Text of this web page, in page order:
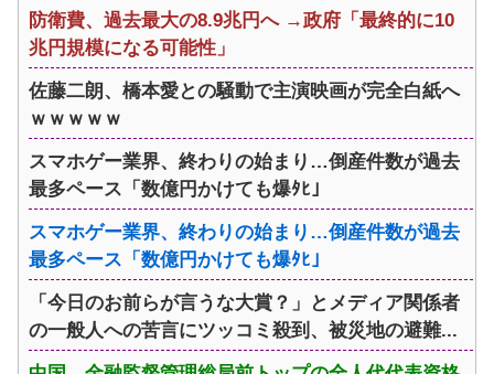
防衛費、過去最大の8.9兆円へ →政府「最終的に10
兆円規模になる可能性」
佐藤二朗、橋本愛との騒動で主演映画が完全白紙へ
ｗｗｗｗｗ
スマホゲー業界、終わりの始まり…倒産件数が過去
最多ペース「数億円かけても爆ﾀﾋ」
スマホゲー業界、終わりの始まり…倒産件数が過去
最多ペース「数億円かけても爆ﾀﾋ」
「今日のお前らが言うな大賞？」とメディア関係者
の一般人への苦言にツッコミ殺到、被災地の避難...